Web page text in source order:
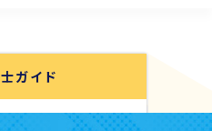
ガイド